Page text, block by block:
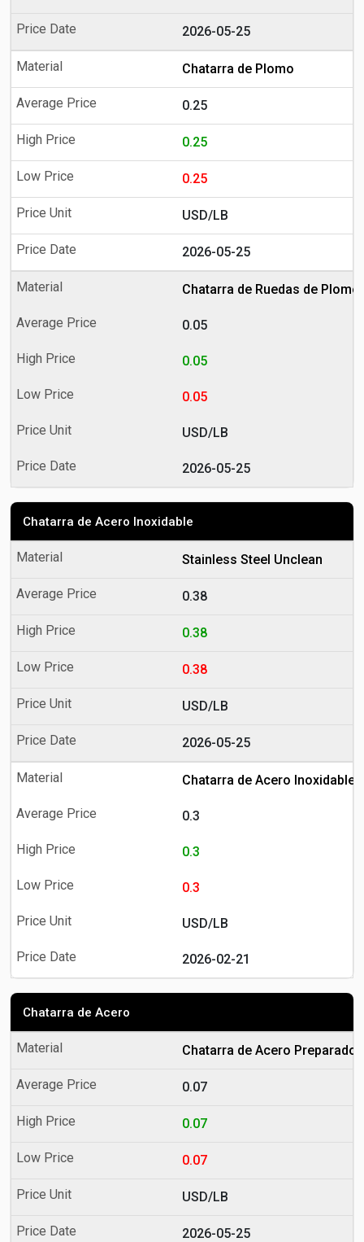
2026-05-25
Chatarra de Plomo
0.25
0.25
0.25
USD/LB
2026-05-25
Chatarra de Ruedas de
0.05
0.05
0.05
USD/LB
2026-05-25
Chatarra de Acero Inoxidable
Stainless Steel Unclean
0.38
0.38
0.38
USD/LB
2026-05-25
Chatarra de Acero Inoxidable
0.3
0.3
0.3
USD/LB
2026-02-21
Chatarra de Acero
Chatarra de Acero Preparado
0.07
0.07
0.07
USD/LB
2026-05-25